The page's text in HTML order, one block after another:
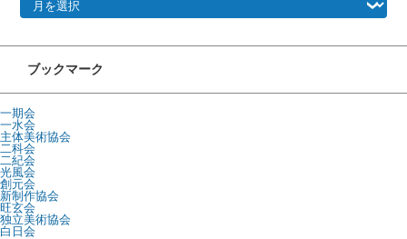
ブックマーク
一期会
一水会
主体美術協会
二科会
二紀会
光風会
創元会
新制作協会
旺玄会
独立美術協会
白日会